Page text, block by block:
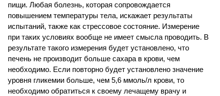
пищи. Любая болезнь, которая сопровождается
повышением температуры тела, искажает результаты
испытаний, также как стрессовое состояние. Измерение
при таких условиях вообще не имеет смысла проводить. В
результате такого измерения будет установлено, что
печень не производит больше сахара в крови, чем
необходимо. Если повторно будет установлено значение
уровня гликемии больше, чем 5,6 ммоль/л крови, то
необходимо обратиться к своему лечащему врачу и